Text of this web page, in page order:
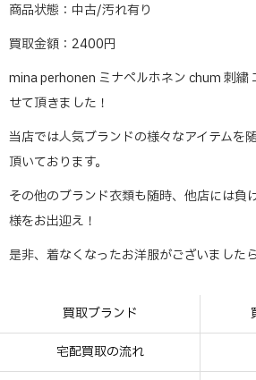
商品状態：中古/汚れ有り
買取金額：2400円
mina perhonen ミナペルホネン chum 刺繍
せて頂きました！
当店では人気ブランドの様々なアイテムを
頂いております。
その他のブランド衣類も随時、他店には負
様をお出迎え！
是非、着なくなったお洋服がございました
買取ブランド
宅配買取の流れ